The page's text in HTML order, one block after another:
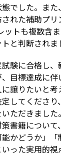
でした。また
れた補助プ
ットも複数含
と判断されま
験に合格し
目標達成に
譲りたいと
してくださり
ただきました
書籍について
かどうか」
った実用的